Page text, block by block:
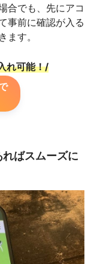
合でも、先にアコ
事前に確認が入る
ます。
れ可能！/
ばスムーズに